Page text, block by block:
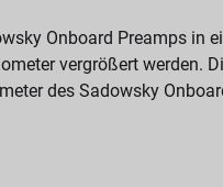
Onboard Preamps in
vergrößert werden.
des Sadowsky